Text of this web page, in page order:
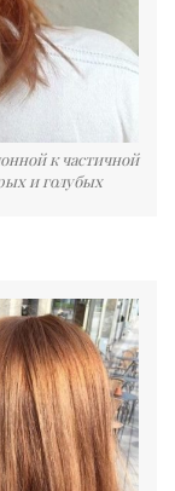
к частичной
и голубых